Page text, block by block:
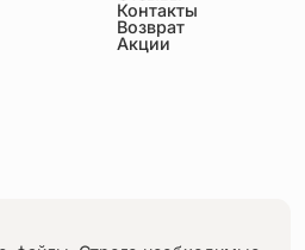
Контакты
Возврат
Акции